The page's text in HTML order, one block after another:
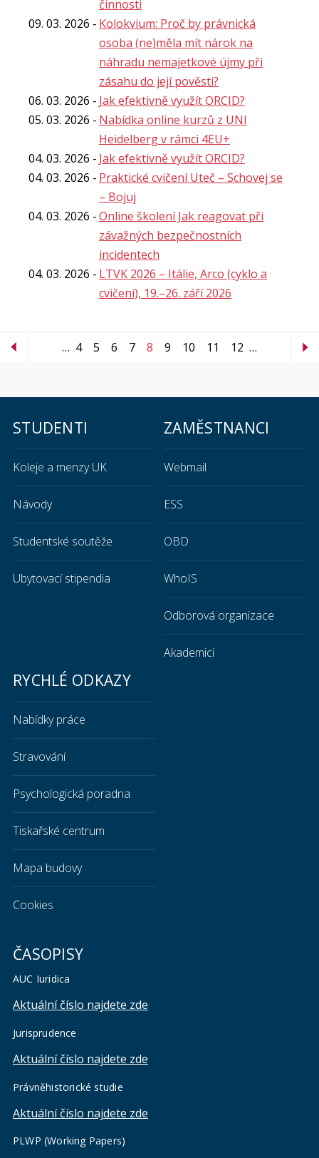
činnosti
09. 03. 2026
Kolokvium: Proč by právnická
osoba (ne)měla mít nárok na
náhradu nemajetkové újmy při
zásahu do její pověsti?
06. 03. 2026
Jak efektivně využít ORCID?
05. 03. 2026
Nabídka online kurzů z UNI
Heidelberg v rámci 4EU+
04. 03. 2026
Jak efektivně využít ORCID?
04. 03. 2026
Praktické cvičení Uteč – Schovej se
– Bojuj
04. 03. 2026
Online školení Jak reagovat při
závažných bezpečnostních
incidentech
04. 03. 2026
LTVK 2026 – Itálie, Arco (cyklo a
cvičení), 19.–26. září 2026
… 4 5 6 7 8 9 10 11 12 …
STUDENTI
Koleje a menzy UK
Návody
Studentské soutěže
Ubytovací stipendia
ZAMĚSTNANCI
Webmail
ESS
OBD
WhoIS
Odborová organizace
Akademici
RYCHLÉ ODKAZY
Nabídky práce
Stravování
Psychologická poradna
Tiskařské centrum
Mapa budovy
Cookies
ČASOPISY
AUC Iuridica
Aktuální číslo najdete zde
Jurisprudence
Aktuální číslo najdete zde
Právněhistorické studie
Aktuální číslo najdete zde
PLWP (Working Papers)